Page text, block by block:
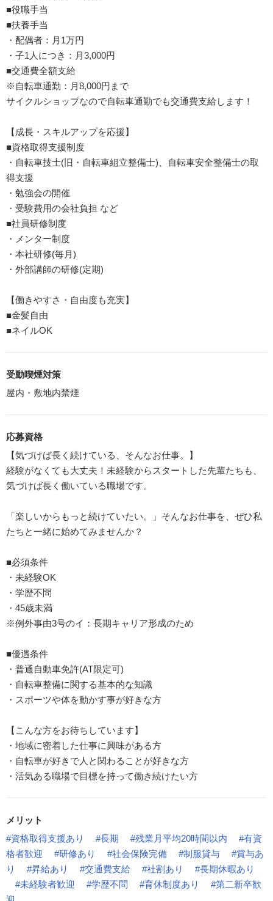
■役職手当
■扶養手当
・配偶者：月1万円
・子1人につき：月3,000円
■交通費全額支給
※自転車通勤：月8,000円まで
サイクルショップなので自転車通勤でも交通費支給します！
【成長・スキルアップを応援】
■資格取得支援制度
・自転車技士(旧・自転車組立整備士)、自転車安全整備士の取
得支援
・勉強会の開催
・受験費用の会社負担 など
■社員研修制度
・メンター制度
・本社研修(毎月)
・外部講師の研修(定期)
【働きやすさ・自由度も充実】
■金髪自由
■ネイルOK
受動喫煙対策
屋内・敷地内禁煙
応募資格
【気づけば長く続けている、そんなお仕事。】
経験がなくても大丈夫！未経験からスタートした先輩たちも、
気づけば長く働いている職場です。
「楽しいからもっと続けていたい。」そんなお仕事を、ぜひ私
たちと一緒に始めてみませんか？
■必須条件
・未経験OK
・学歴不問
・45歳未満
※例外事由3号のイ：長期キャリア形成のため
■優遇条件
・普通自動車免許(AT限定可)
・自転車整備に関する基本的な知識
・スポーツや体を動かす事が好きな方
【こんな方をお待ちしています】
・地域に密着した仕事に興味がある方
・自転車が好きで人と関わることが好きな方
・活気ある職場で目標を持って働き続けたい方
メリット
#資格取得支援あり
#長期 #残業月平均20時間以内
#有資
格者歓迎
#研修あり #社会保険完備 #制服貸与
#賞与あ
り
#昇給あり #交通費支給 #社割あり
#長期休暇あり
#未経験者歓迎
#学歴不問 #育休制度あり
#第二新卒歓